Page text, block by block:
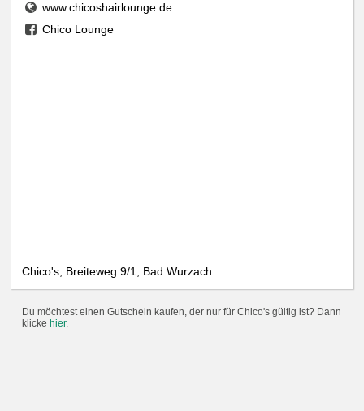
www.chicoshairlounge.de
Chico Lounge
Chico's, Breiteweg 9/1, Bad Wurzach
Du möchtest einen Gutschein kaufen, der nur für Chico's gültig ist? Dann
klicke hier.